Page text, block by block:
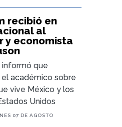
recibió en
al
y economista
informó que
académico sobre
vive México y los
Unidos
07 DE AGOSTO